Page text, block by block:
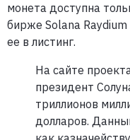
монета доступна
бирже Solana
ее в листинг.
На сайте
президент
триллионов
долларов.